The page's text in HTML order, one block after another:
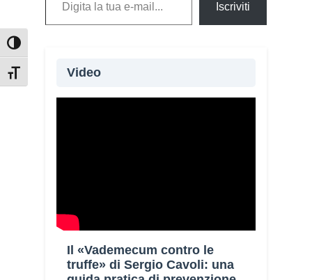
Attiva/disattiva alto contrasto
Attiva/disattiva dimensione testo
Iscriviti
Video
Il «Vademecum contro le
truffe» di Sergio Cavoli: una